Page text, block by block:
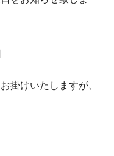
掛けいたしますが、